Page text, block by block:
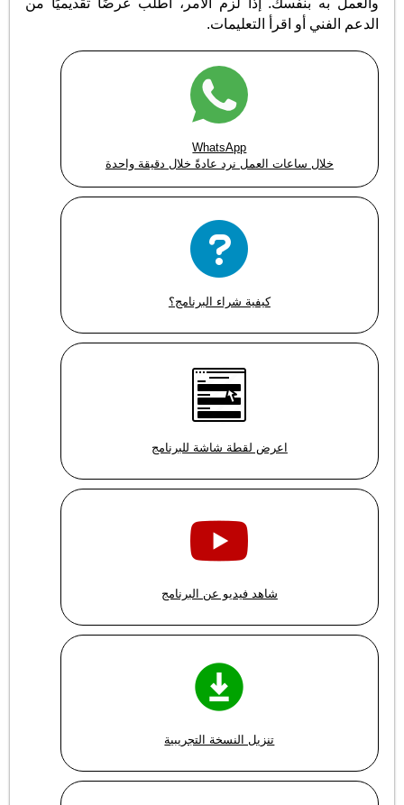
الدعم الفني أو اقرأ التعليمات.
WhatsApp
خلال ساعات العمل نرد عادةً خلال دقيقة واحدة
كيفية شراء البرنامج؟
اعرض لقطة شاشة للبرنامج
شاهد فيديو عن البرنامج
تنزيل النسخة التجريبية